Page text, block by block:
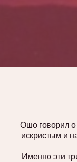
Ошо говорил о
искристым и
Именно эти